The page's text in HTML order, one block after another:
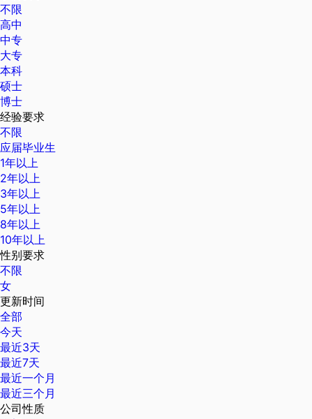
不限
高中
中专
大专
本科
硕士
博士
经验要求
不限
应届毕业生
1年以上
2年以上
3年以上
5年以上
8年以上
10年以上
性别要求
不限
女
更新时间
全部
今天
最近3天
最近7天
最近一个月
最近三个月
公司性质